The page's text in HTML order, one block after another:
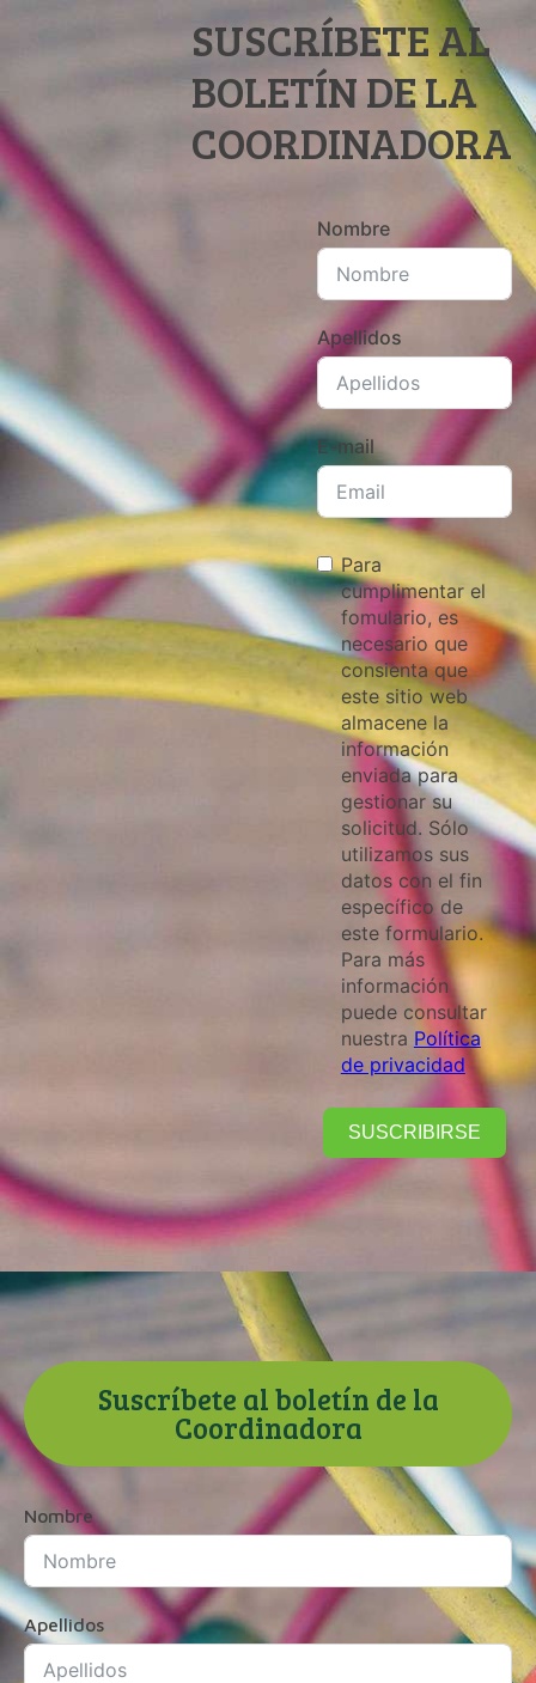
SUSCRÍBETE AL
BOLETÍN DE LA
COORDINADORA
Nombre
Apellidos
E-mail
Para
cumplimentar el
fomulario, es
necesario que
consienta que
este sitio web
almacene la
información
enviada para
gestionar su
solicitud. Sólo
utilizamos sus
datos con el fin
específico de
este formulario.
Para más
información
puede consultar
nuestra Política
de privacidad
SUSCRIBIRSE
Suscríbete al boletín de la
Coordinadora
Nombre
Apellidos